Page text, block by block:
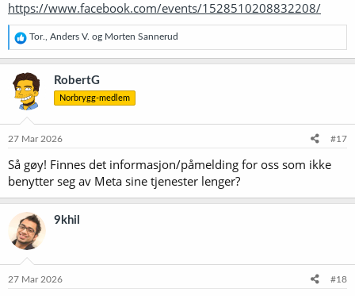
https://www.facebook.com/events/1528510208832208/
R
e
a
k
s
j
o
e
:
Tor. Anders V. og Morten Sannerud
RobertG
Norbrygg-medlem
27 Mar 2026 #17
Så gøy! Finnes det informasjon/påmelding for oss som ikke
benytter seg av Meta sine tjenester lenger?
9khil
27 Mar 2026 #18